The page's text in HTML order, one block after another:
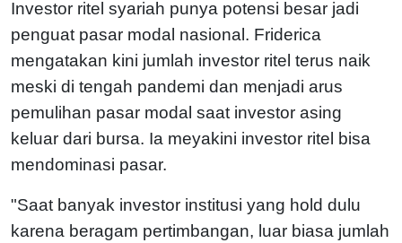
Investor ritel syariah punya potensi besar jadi
penguat pasar modal nasional. Friderica
mengatakan kini jumlah investor ritel terus naik
meski di tengah pandemi dan menjadi arus
pemulihan pasar modal saat investor asing
keluar dari bursa. Ia meyakini investor ritel bisa
mendominasi pasar.
"Saat banyak investor institusi yang hold dulu
karena beragam pertimbangan, luar biasa jumlah